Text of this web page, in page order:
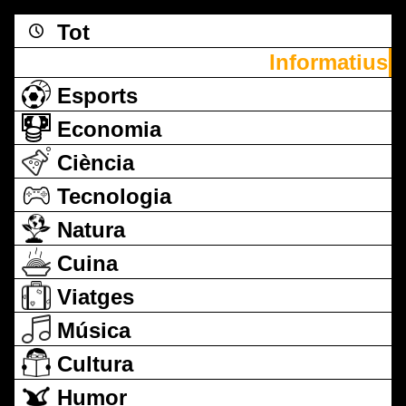
Tot
Informatius
Esports
Economia
Ciència
Tecnologia
Natura
Cuina
Viatges
Música
Cultura
Humor